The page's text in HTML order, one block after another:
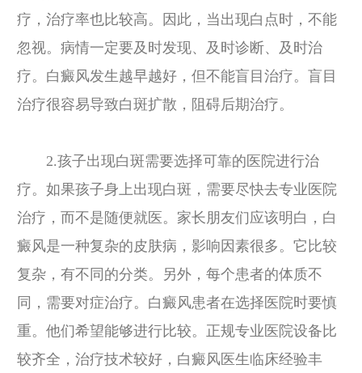
疗，治疗率也比较高。因此，当出现白点时，不能
忽视。病情一定要及时发现、及时诊断、及时治
疗。白癜风发生越早越好，但不能盲目治疗。盲目
治疗很容易导致白斑扩散，阻碍后期治疗。
2.孩子出现白斑需要选择可靠的医院进行治
疗。如果孩子身上出现白斑，需要尽快去专业医院
治疗，而不是随便就医。家长朋友们应该明白，白
癜风是一种复杂的皮肤病，影响因素很多。它比较
复杂，有不同的分类。另外，每个患者的体质不
同，需要对症治疗。白癜风患者在选择医院时要慎
重。他们希望能够进行比较。正规专业医院设备比
较齐全，治疗技术较好，白癜风医生临床经验丰